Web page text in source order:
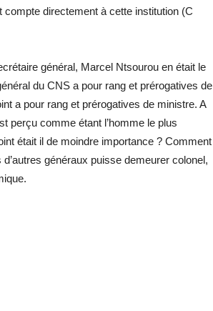
directement à cette institution (C
général, Marcel Ntsourou en était le
du CNS a pour rang et prérogatives de
a pour rang et prérogatives de ministre. A
perçu comme étant l’homme le plus
était il de moindre importance ? Comment
généraux puisse demeurer colonel,